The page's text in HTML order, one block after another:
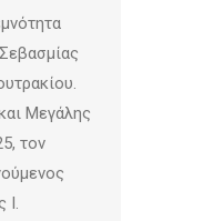
Μεγάλης
τον